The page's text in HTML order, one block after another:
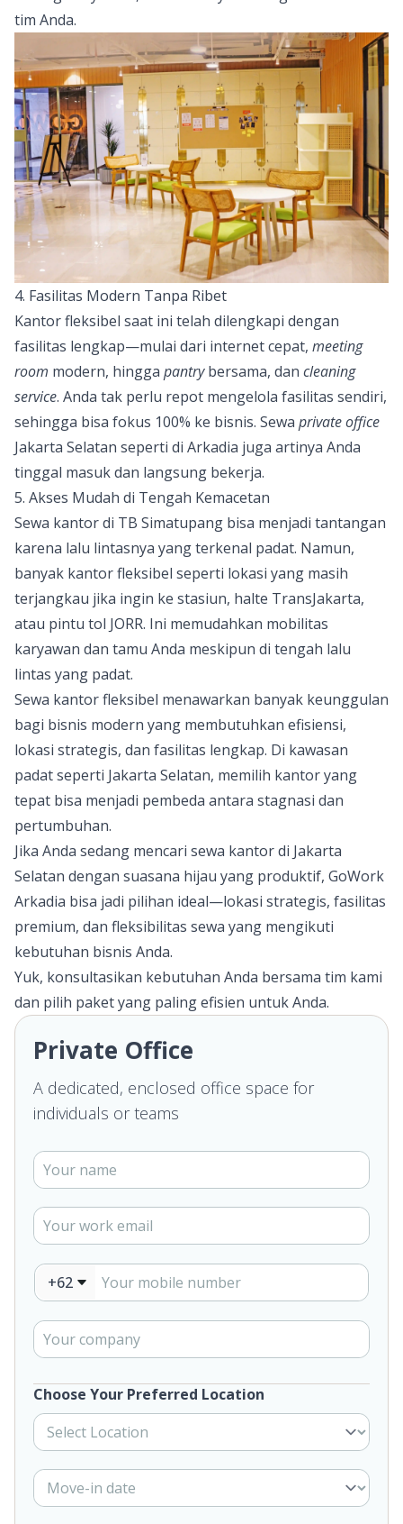
tim Anda.
4. Fasilitas Modern Tanpa Ribet
Kantor fleksibel saat ini telah dilengkapi dengan
fasilitas lengkap—mulai dari internet cepat, meeting
room modern, hingga pantrybersama, dan cleaning
service. Anda tak perlu repot mengelola fasilitas sendiri,
sehingga bisa fokus 100% ke bisnis. Sewa private office
Jakarta Selatan seperti di Arkadia juga artinya Anda
tinggal masuk dan langsung bekerja.
5. Akses Mudah di Tengah Kemacetan
Sewa kantor di TB Simatupang bisa menjadi tantangan
karena lalu lintasnya yang terkenal padat. Namun,
banyak kantor fleksibel seperti lokasi yang masih
terjangkau jika ingin ke stasiun, halte TransJakarta,
atau pintu tol JORR. Ini memudahkan mobilitas
karyawan dan tamu Anda meskipun di tengah lalu
lintas yang padat.
Sewa kantor fleksibel menawarkan banyak keunggulan
bagi bisnis modern yang membutuhkan efisiensi,
lokasi strategis, dan fasilitas lengkap. Di kawasan
padat seperti Jakarta Selatan, memilih kantor yang
tepat bisa menjadi pembeda antara stagnasi dan
pertumbuhan.
Jika Anda sedang mencari sewa kantor di Jakarta
Selatan dengan suasana hijau yang produktif, GoWork
Arkadia bisa jadi pilihan ideal—lokasi strategis, fasilitas
premium, dan fleksibilitas sewa yang mengikuti
kebutuhan bisnis Anda.
Yuk, konsultasikan kebutuhan Anda bersama tim kami
dan pilih paket yang paling efisien untuk Anda.
Private Office
A dedicated, enclosed office space for
individuals or teams
+62
Choose Your Preferred Location